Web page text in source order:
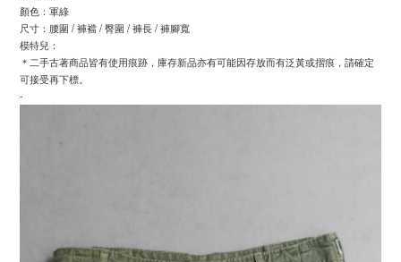
顏色：軍綠
尺寸：腰圍 / 褲襠 / 臀圍 / 褲長 / 褲腳寬
模特兒：
＊二手古著商品皆有使用痕跡，庫存新品亦有可能因存放而有泛黃或摺痕，請確定
可接受再下標。
-